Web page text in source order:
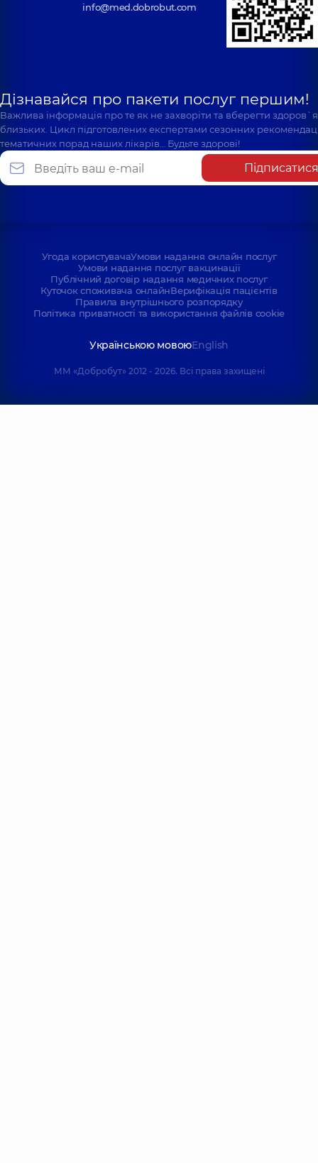
info@med.dobrobut.com
Дізнавайся про пакети послуг першим!
Важлива інформація про те як не захворіти та вберегти
близьких. Цикл підготовлених експертами сезонних
тематичних порад наших лікарів… Будьте здорові!
Підписатися
Угода користувачаУмови надання онлайн послуг
Умови надання послуг вакцинації
Публічний договір надання медичних послуг
Куточок споживача онлайнВерифікація пацієнтів
Правила внутрішнього розпорядку
Політика приватності та використання файлів cookie
Українською мовоюEnglish
ММ «Добробут» 2012 - 2026. Всі права захищені